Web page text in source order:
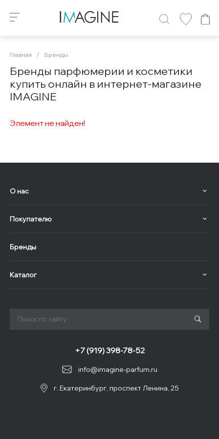
Главная / Бренды
Бренды парфюмерии и косметики
купить онлайн в интернет-магазине
IMAGINE
Элемент не найден!
О нас
Покупателю
Бренды
Каталог
info@imagine-parfum.ru
+7 (919) 398-78-52
г. Екатеринбург, проспект Ленина, 25